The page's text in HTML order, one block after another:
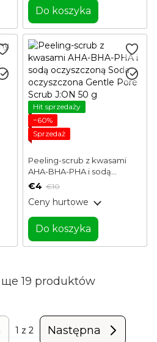
Do koszyka
Hit sprzedaży
−60%
Sprzedaż
Peeling-scrub z kwasami
AHA-BHA-PHA i sodą
oczyszczoną Soda
Scrub J:ON 50 g
€4 €10
Ceny hurtowe
Do koszyka
ще 19 produktów
1 z 2 Następna